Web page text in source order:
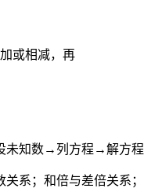
或相减，再
未知数→列方程→解方
系；和倍与差倍关系